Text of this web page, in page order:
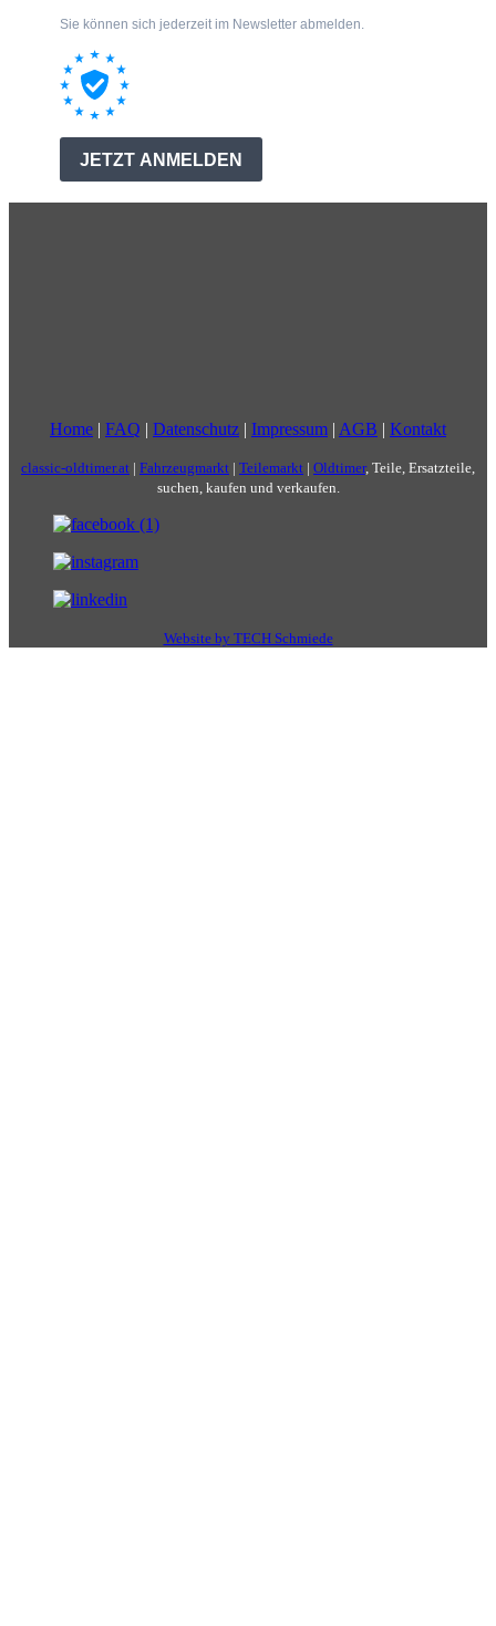
Home | FAQ | Datenschutz | Impressum | AGB | Kontakt
classic-oldtimer.at | Fahrzeugmarkt | Teilemarkt | Oldtimer, Teile, Ersatzteile,
suchen, kaufen und verkaufen.
Website by TECH Schmiede